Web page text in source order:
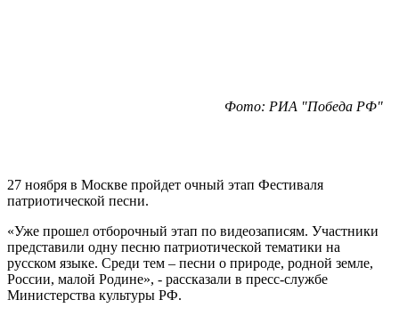
Фото: РИА "Победа РФ"
27 ноября в Москве пройдет очный этап Фестиваля
патриотической песни.
«Уже прошел отборочный этап по видеозаписям. Участники
представили одну песню патриотической тематики на
русском языке. Среди тем – песни о природе, родной земле,
России, малой Родине», - рассказали в пресс-службе
Министерства культуры РФ.